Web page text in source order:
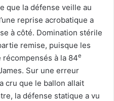
que la défense veille au
reprise acrobatique a
à côté. Domination stérile
remise, puisque les
à la 84e
Sur une erreur
cru que le ballon allait
la défense statique a vu